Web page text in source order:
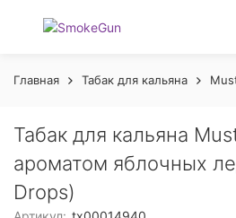
Главная Табак для кальяна
Табак для кальяна
ароматом яблочных
Drops)